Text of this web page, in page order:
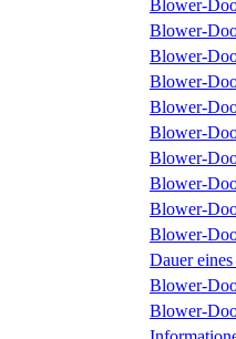
Blower-
Blower-
Blower-
Blower-
Blower-
Blower-
Blower-
Blower-
Blower-
Blower-
Dauer
Blower-
Blower-